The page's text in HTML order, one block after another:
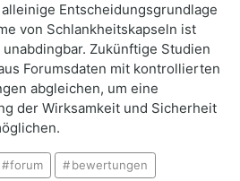
Entscheidungsgrundlage
von Schlankheitskapseln ist
Zukünftige Studien
Forumsdaten mit kontrollierten
abgleichen, um eine
der Wirksamkeit und Sicherheit
forum bewertungen